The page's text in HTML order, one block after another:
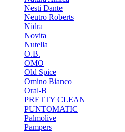
Nesti Dante
Neutro Roberts
Nidra
Novita
Nutella
O.B.
OMO
Old Spice
Omino Bianco
Oral-B
PRETTY CLEAN
PUNTOMATIC
Palmolive
Pampers